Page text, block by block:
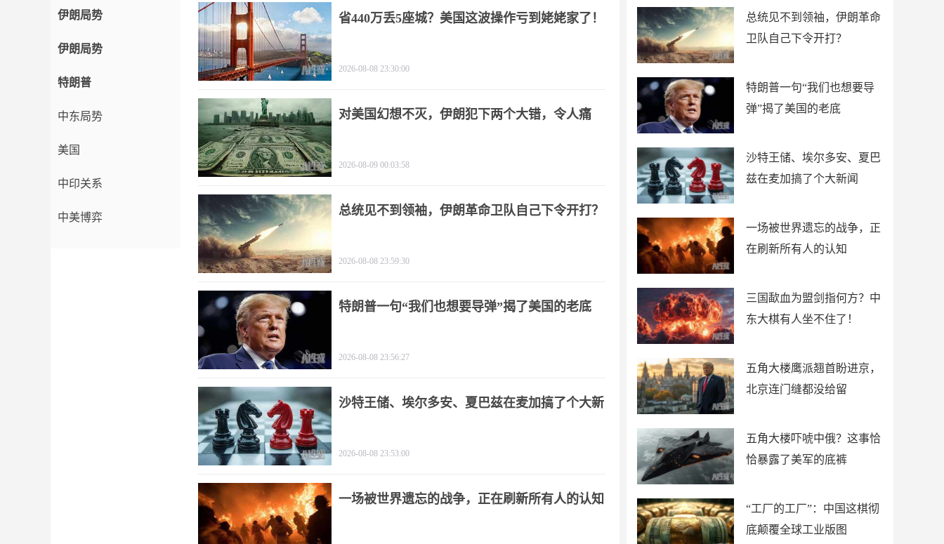
总统见不到领袖，伊朗革命
卫队自己下令开打？
特朗普一句“我们也想要导
弹”揭了美国的老底
沙特王储、埃尔多安、夏巴
兹在麦加搞了个大新闻
一场被世界遗忘的战争，正
在刷新所有人的认知
三国歃血为盟剑指何方？中
东大棋有人坐不住了！
五角大楼鹰派翘首盼进京，
北京连门缝都没给留
五角大楼吓唬中俄？这事恰
恰暴露了美军的底裤
“工厂的工厂”：中国这棋彻
底颠覆全球工业版图
伊朗局势
伊朗局势
特朗普
中东局势
美国
中印关系
中美博弈
省440万丢5座城？美国这波操作亏到姥姥家了！
2026-08-08 23:30:00
对美国幻想不灭，伊朗犯下两个大错，令人痛
2026-08-09 00:03:58
总统见不到领袖，伊朗革命卫队自己下令开打？
2026-08-08 23:59:30
特朗普一句“我们也想要导弹”揭了美国的老底
2026-08-08 23:56:27
沙特王储、埃尔多安、夏巴兹在麦加搞了个大新
2026-08-08 23:53:00
一场被世界遗忘的战争，正在刷新所有人的认知